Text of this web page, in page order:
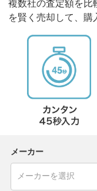
複数社の査定額を比
を賢く売却して、購
メーカー